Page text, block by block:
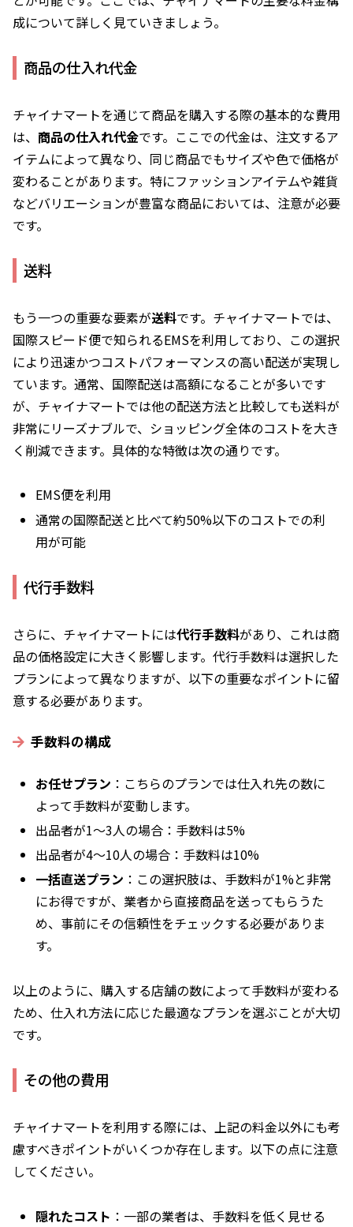
成について詳しく見ていきましょう。
商品の仕入れ代金
チャイナマートを通じて商品を購入する際の基本的な費用
は、 商品の仕入れ代金です。ここでの代金は、注文するア
イテムによって異なり、同じ商品でもサイズや色で価格が
変わることがあります。特にファッションアイテムや雑貨
などバリエーションが豊富な商品においては、注意が必要
です。
送料
もう一つの重要な要素が送料です。チャイナマートでは、
国際スピード便で知られるEMSを利用しており、この選択
により迅速かつコストパフォーマンスの高い配送が実現し
ています。通常、国際配送は高額になることが多いです
が、チャイナマートでは他の配送方法と比較しても送料が
非常にリーズナブルで、ショッピング全体のコストを大き
く削減できます。具体的な特徴は次の通りです。
EMS便を利用
通常の国際配送と比べて約50%以下のコストでの利
用が可能
代行手数料
さらに、チャイナマートには代行手数料があり、これは商
品の価格設定に大きく影響します。代行手数料は選択した
プランによって異なりますが、以下の重要なポイントに留
意する必要があります。
手数料の構成
お任せプラン ：こちらのプランでは仕入れ先の数に
よって手数料が変動します。
出品者が1～3人の場合：手数料は5%
出品者が4～10人の場合：手数料は10%
一括直送プラン ：この選択肢は、手数料が1%と非常
にお得ですが、業者から直接商品を送ってもらうた
め、事前にその信頼性をチェックする必要がありま
す。
以上のように、購入する店舗の数によって手数料が変わる
ため、仕入れ方法に応じた最適なプランを選ぶことが大切
です。
その他の費用
チャイナマートを利用する際には、上記の料金以外にも考
慮すべきポイントがいくつか存在します。以下の点に注意
してください。
隠れたコスト ：一部の業者は、手数料を低く見せる